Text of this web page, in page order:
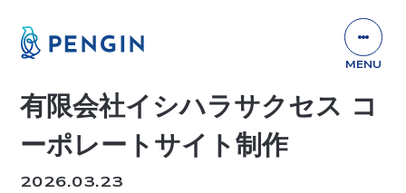
有限会社イシハラサクセス コ
ーポレートサイト制作
2026.03.23